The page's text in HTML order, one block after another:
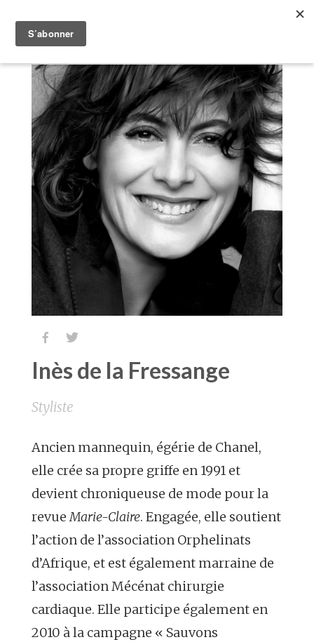
 
Inès de la Fressange
Styliste
Ancien mannequin, égérie de Chanel,
elle crée sa propre griffe en 1991 et
devient chroniqueuse de mode pour la
revueMarie-Claire. Engagée, elle soutient
l’action de l’association Orphelinats
d’Afrique, et est également marraine de
l’association Mécénat chirurgie
cardiaque. Elle participe également en
2010 à la campagne « Sauvons